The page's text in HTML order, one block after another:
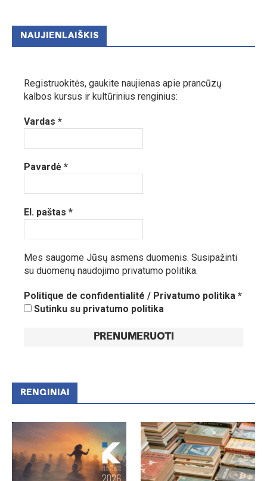
NAUJIENLAIŠKIS
Registruokitės, gaukite naujienas apie prancūzų
kalbos kursus ir kultūrinius renginius:
Vardas *
Pavardė *
El. paštas *
Mes saugome Jūsų asmens duomenis. Susipažinti
su duomenų naudojimo privatumo politika.
Politique de confidentialité / Privatumo politika *
Sutinku su privatumo politika
RENGINIAI